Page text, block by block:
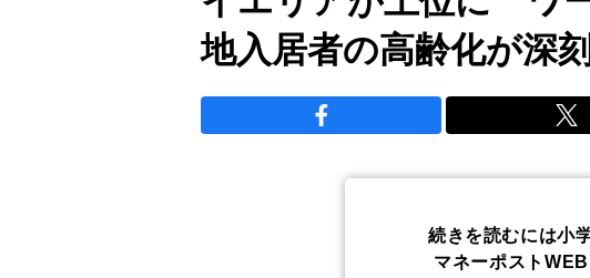
地入居者の高齢化が深刻
続きを読むには小
マネーポスト